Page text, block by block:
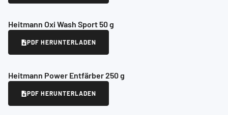
Heitmann Oxi Wash Sport 50 g
PDF HERUNTERLADEN
Heitmann Power Entfärber 250 g
PDF HERUNTERLADEN